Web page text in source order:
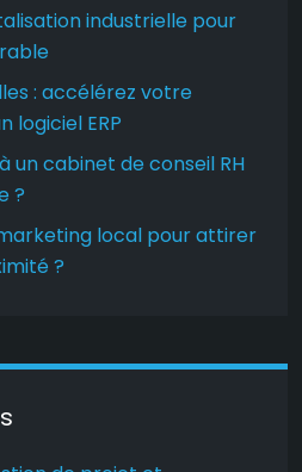
industrielle pour
: accélérez votre
logiciel ERP
un cabinet de conseil RH
?
local pour attirer
?